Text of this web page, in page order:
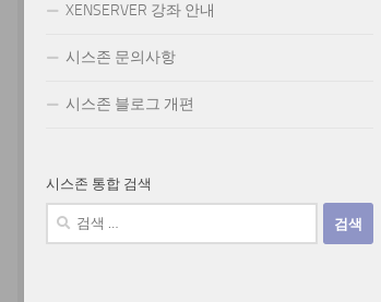
XENSERVER 강좌 안내
시스존 문의사항
시스존 블로그 개편
시스존 통합 검색
검